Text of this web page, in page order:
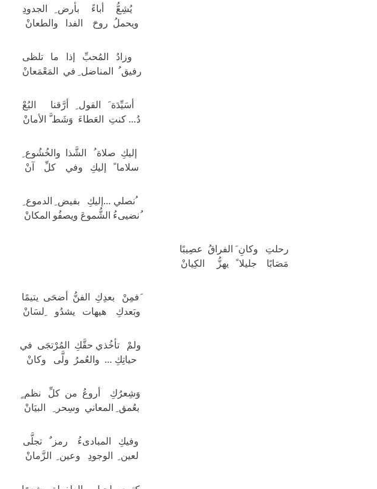
يُشِعُّ أباءً بأرض ِ الجدودِ
ويحملُ روحَ الفدا والطعانْ
وزادُ المُحبِّ إذا ما تلظى
رفيق ُ المناضل ِ في المَعْمَعانْ
أسَيِّدَة َ القول ِ أرَّقنا البُعْ
دُ… كنتِ العَطاءَ وَشَط َّ الأمانْ
إليكِ صلاة ُ الشَّذا والخُشُوع ِ
سلاما ً إليكِ وفي كلِّ آنْ
ُنصلي …إليكِ بفيض ِ الدموع ِ
ُنضيىءُ الشُّموعَ ويصفُو المكانْ
رحلتِ وكانِ َ الفراقُ عصِيبًا
مَصَابًا جليلا ً يهزُّ الكِيانْ
َفمِنْ بعدِكِ الفنُّ أضحَى يتيمًا
وبَعدكِ هيهات يشدُو ِلسَانْ
ولمْ تأخُذي حقَّكِ المُرْتجَى في
حياتِكِ … والعُمرُ ولَّى وكانْ
وَشِعرُكِ أروعُ من كلِّ نظم ٍ
بعُمق ِ المعاني وسِحر ِ البيَانْ
وفيكِ المبادىءُ رمز ٌ تجلَّى
لعين ِ الوجودِ وعين ِ الزَّمانْ